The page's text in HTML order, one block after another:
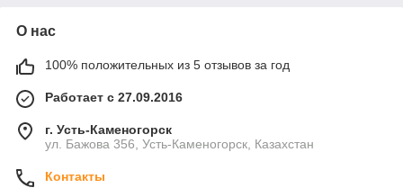
О нас
100% положительных из 5 отзывов за год
Работает с 27.09.2016
г. Усть-Каменогорск
ул. Бажова 356, Усть-Каменогорск, Казахстан
Контакты